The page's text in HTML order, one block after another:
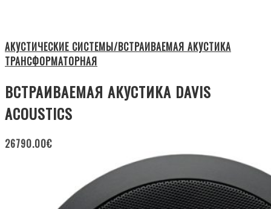
АКУСТИЧЕСКИЕ СИСТЕМЫ/ВСТРАИВАЕМАЯ АКУСТИКА
ТРАНСФОРМАТОРНАЯ
ВСТРАИВАЕМАЯ АКУСТИКА DAVIS
ACOUSTICS
26790.00€